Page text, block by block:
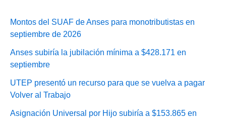
Montos del SUAF de Anses para monotributistas en
septiembre de 2026
Anses subiría la jubilación mínima a $428.171 en
septiembre
UTEP presentó un recurso para que se vuelva a pagar
Volver al Trabajo
Asignación Universal por Hijo subiría a $153.865 en